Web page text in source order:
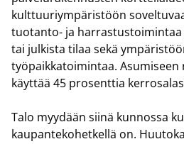
kult­tuu­riym­pä­ris­töön
tuotanto-​ ja har­ras­tus­toi­min­taa
tai jul­kis­ta tilaa sekä
työ­paik­ka­toi­min­taa. Asu­mi­seen
käyt­tää 45 pro­sent­tia
Talo myy­dään siinä kun­nos­sa
kau­pan­te­ko­het­kel­lä on.